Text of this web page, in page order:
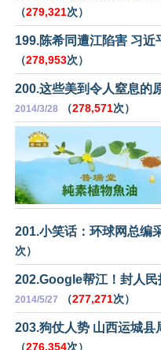
（279,321次）
199.陈希同遭江陷害 习近
（278,953次）
200.这些美到令人窒息的
2014/3/28 （278,571次）
201.小笑话：环球网总编
次）
202.Google帮江！封人
2014/5/27 （277,271次）
203.狗仗人势 山西运城县
（276,354次）